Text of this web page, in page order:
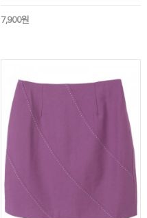
7,900원